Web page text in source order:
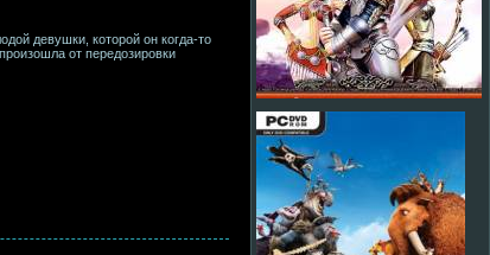
девушки, которой он когда-то
от передозировки